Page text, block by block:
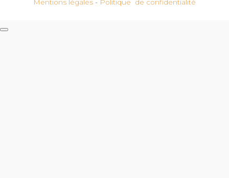
Mentions légales - Politique de confidentialité